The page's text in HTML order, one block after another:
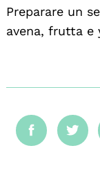
Preparare un
avena, frutta e
Facebook